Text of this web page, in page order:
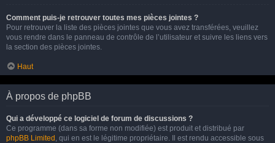
Comment puis-je retrouver toutes mes pièces jointes ?
Pour retrouver la liste des pièces jointes que vous avez transférées, veuillez
vous rendre dans le panneau de contrôle de l’utilisateur et suivre les liens vers
la section des pièces jointes.
Haut
À propos de phpBB
Qui a développé ce logiciel de forum de discussions ?
Ce programme (dans sa forme non modifiée) est produit et distribué par
phpBB Limited , qui en est le légitime propriétaire. Il est rendu accessible sous